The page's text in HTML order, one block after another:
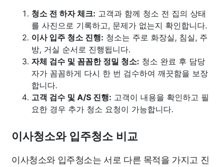
청소 전 하자 체크: 고객과 함께 청소 전 집의 상태
를 사진으로 기록하고, 문제가 없는지 확인합니다.
이사 입주 청소 진행: 청소는 주로 화장실, 침실, 주
방, 거실 순서로 진행됩니다.
자체 검수 및 꼼꼼한 정밀 청소: 청소 완료 후 담당
자가 꼼꼼하게 다시 한 번 검수하여 깨끗함을 보장
합니다.
고객 검수 및 A/S 진행: 고객이 내용을 확인하고 필
요한 경우 추가 청소 요청이 가능합니다.
이사청소와 입주청소 비교
이사청소와 입주청소는 서로 다른 목적을 가지고 진